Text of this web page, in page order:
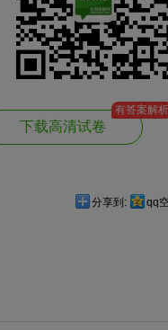
下载高清试卷
有答案解析
分享到: qq